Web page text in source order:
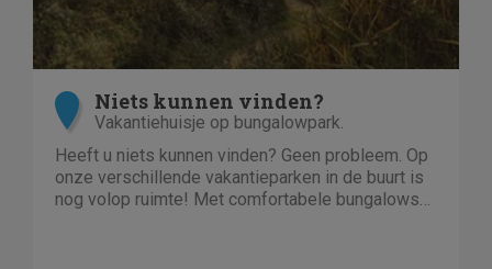
Niets kunnen vinden?
Vakantiehuisje op bungalowpark.
Heeft u niets kunnen vinden? Geen probleem. Op
onze verschillende vakantieparken in de buurt is
nog volop ruimte! Met comfortabele bungalows